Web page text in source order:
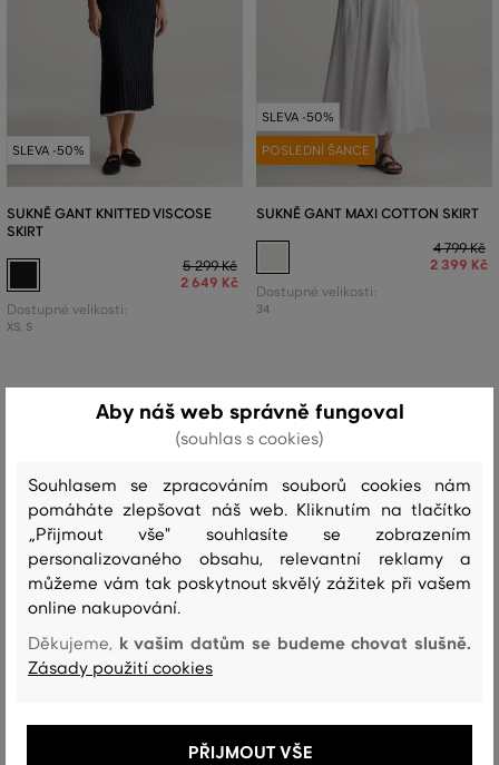
SLEVA -50%
SUKNĚ GANT KNITTED VISCOSE
SKIRT
5 299 Kč
2 649 Kč
Dostupné velikosti:
XS, S
SLEVA -50%
POSLEDNÍ ŠANCE
SUKNĚ GANT MAXI COTTON SKIRT
4 799 Kč
2 399 Kč
Dostupné velikosti:
34
Aby náš web správně fungoval
(souhlas s cookies)
Souhlasem se zpracováním souborů cookies nám
pomáháte zlepšovat náš web. Kliknutím na tlačítko
„Přijmout vše" souhlasíte se zobrazením
personalizovaného obsahu, relevantní reklamy a
můžeme vám tak poskytnout skvělý zážitek při vašem
online nakupování.
Děkujeme, k vašim datům se budeme chovat slušně.
Zásady použití cookies
PŘIJMOUT VŠE